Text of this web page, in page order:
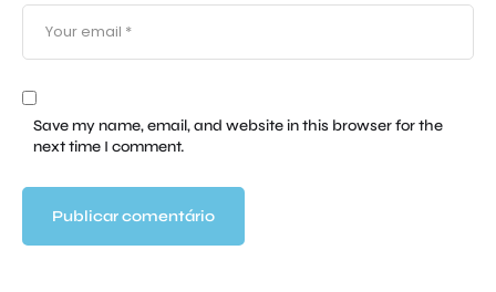
Save my name, email, and website in this browser for the
next time I comment.